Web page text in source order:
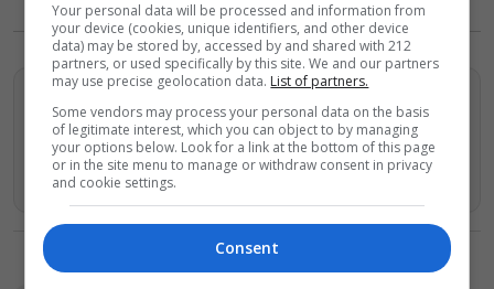
Βρείτε περισσότερα άρθρα μας στα αποτελέσματα
αναζητησης
Προσθήκη του monopoli.gr στην Google
TAGS:
Your personal data will be processed and information from
your device (cookies, unique identifiers, and other device
data) may be stored by, accessed by and shared with 212
partners, or used specifically by this site. We and our partners
may use precise geolocation data. List of partners.
Some vendors may process your personal data on the basis
of legitimate interest, which you can object to by managing
your options below. Look for a link at the bottom of this page
or in the site menu to manage or withdraw consent in privacy
and cookie settings.
Consent